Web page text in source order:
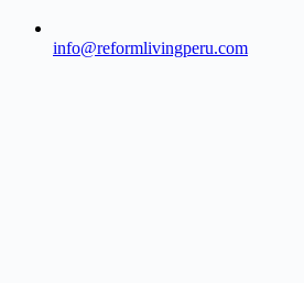
info@reformlivingperu.com